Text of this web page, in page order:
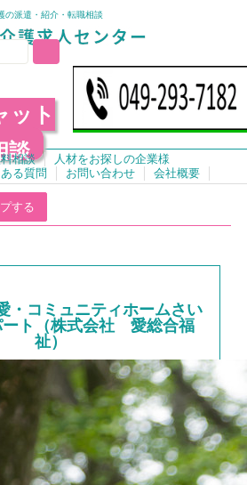
の派遣・紹介・転職相談
ット
談
相談
人材をお探しの企業様
る質問 お問い合わせ 会社概要
する
・コミュニティホームさい
ート（株式会社 愛総合福
祉）